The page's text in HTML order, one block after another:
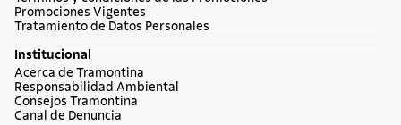
Promociones Vigentes
Tratamiento de Datos Personales
Institucional
Acerca de Tramontina
Responsabilidad Ambiental
Consejos Tramontina
Canal de Denuncia